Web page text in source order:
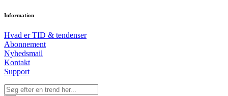
Information
Hvad er TID & tendenser
Abonnement
Nyhedsmail
Kontakt
Support